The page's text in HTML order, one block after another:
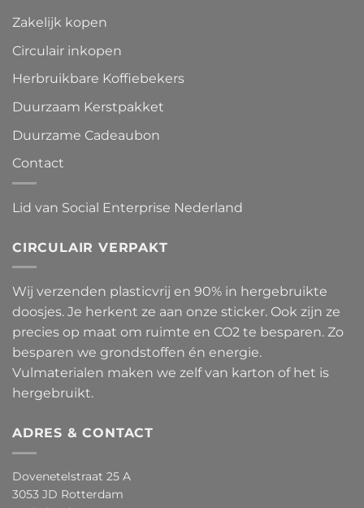
Zakelijk kopen
Circulair inkopen
Herbruikbare Koffiebekers
Duurzaam Kerstpakket
Duurzame Cadeaubon
Contact
Lid van Social Enterprise Nederland
CIRCULAIR VERPAKT
Wij verzenden plasticvrij en 90% in hergebruikte
doosjes. Je herkent ze aan onze sticker. Ook zijn ze
precies op maat om ruimte en CO2 te besparen. Zo
besparen we grondstoffen én energie.
Vulmaterialen maken we zelf van karton of het is
hergebruikt.
ADRES & CONTACT
Dovenetelstraat 25 A
3053 JD Rotterdam